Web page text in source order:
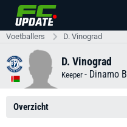
Voetballers D. Vinograd
D. Vinograd
Keeper - Dinamo
Overzicht